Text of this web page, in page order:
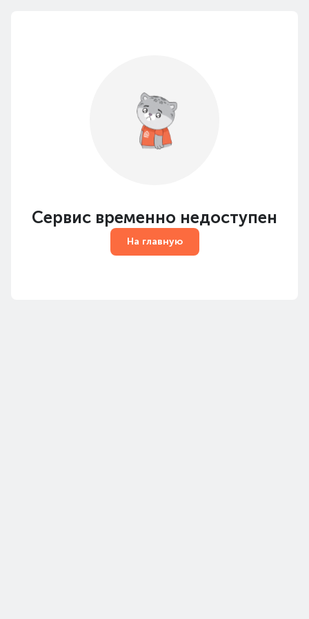
Сервис временно недоступен
На главную